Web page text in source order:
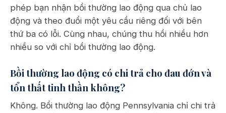
phép bạn nhận bồi thường lao động qua chủ lao
động và theo đuổi một yêu cầu riêng đối với bên
thứ ba có lỗi. Cùng nhau, chúng thu hồi nhiều hơn
nhiều so với chỉ bồi thường lao động.
Bồi thường lao động có chi trả cho đau đớn và
tổn thất tinh thần không?
Không. Bồi thường lao động Pennsylvania chỉ chi trả